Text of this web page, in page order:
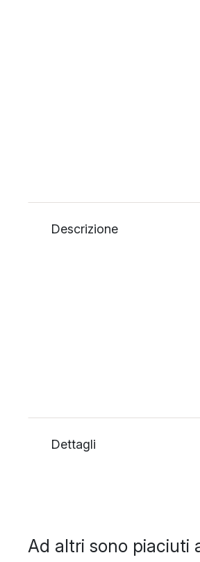
Descrizione
Dettagli
Ad altri sono piaciuti